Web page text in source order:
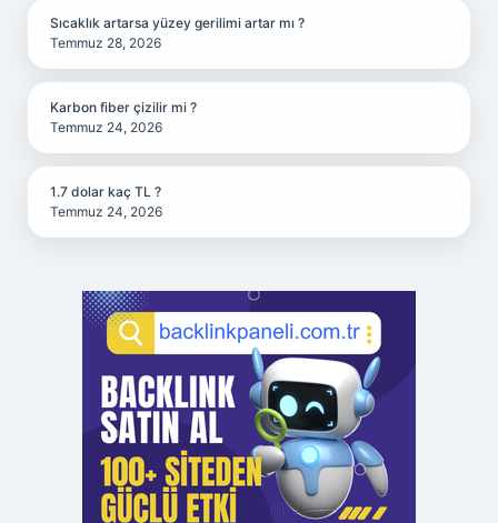
Sıcaklık artarsa yüzey gerilimi artar mı ?
Temmuz 28, 2026
Karbon fiber çizilir mi ?
Temmuz 24, 2026
1.7 dolar kaç TL ?
Temmuz 24, 2026